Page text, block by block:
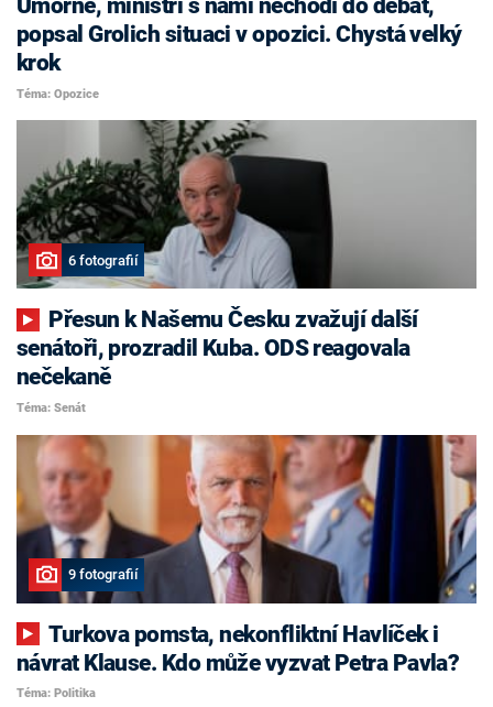
Úmorné, ministři s námi nechodí do debat,
popsal Grolich situaci v opozici. Chystá velký
krok
Téma: Opozice
6 fotografií
senátoři, prozradil Kuba. ODS reagovala
nečekaně
Téma: Senát
9 fotografií
Turkova pomsta, nekonfliktní Havlíček i
návrat Klause. Kdo může vyzvat Petra Pavla?
Téma: Politika